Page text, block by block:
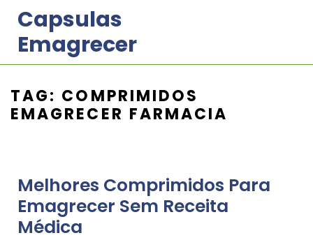
content
Capsulas
Emagrecer
TAG: COMPRIMIDOS
EMAGRECER FARMACIA
Melhores Comprimidos Para
Emagrecer Sem Receita
Médica